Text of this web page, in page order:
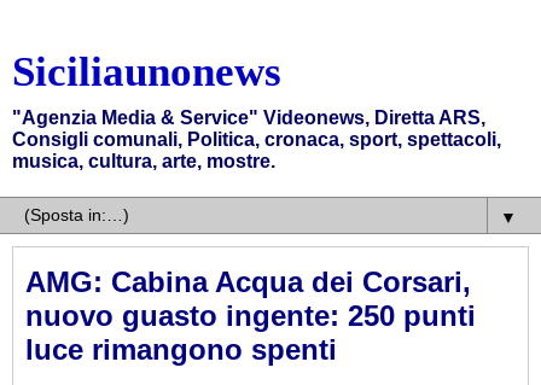
Siciliaunonews
"Agenzia Media & Service" Videonews, Diretta ARS,
Consigli comunali, Politica, cronaca, sport, spettacoli,
musica, cultura, arte, mostre.
▼
AMG: Cabina Acqua dei Corsari,
nuovo guasto ingente: 250 punti
luce rimangono spenti